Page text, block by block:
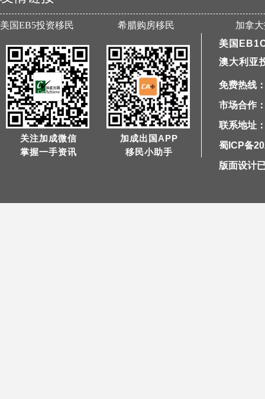
美国EB5投资移民 希腊购房移民 加拿
关注加成微信
掌握一手资讯
加成出国APP
移民小助手
美国
澳大利亚
免费热线
市场合作
联系地址
蜀ICP备
版面设计